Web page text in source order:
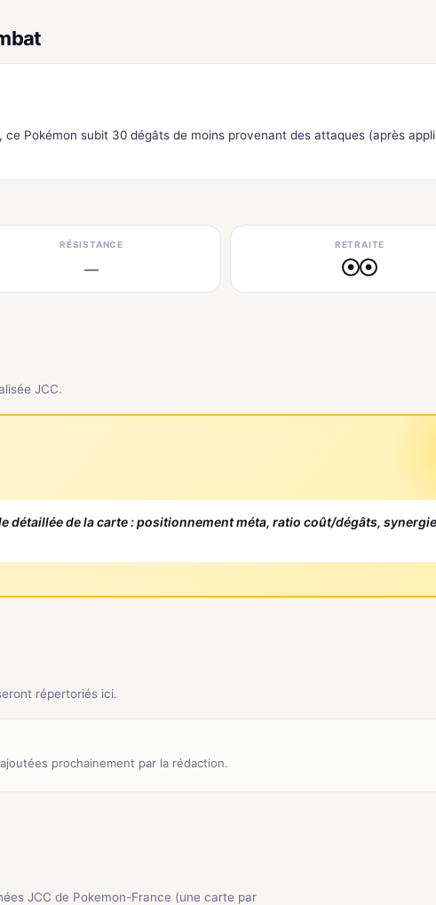
Pokémon subit 30 dégâts de moins provenant des attaques (après
RÉSISTANCE
—
RETRAITE
● ●
JCC.
détaillée de la carte : positionnement méta, ratio coût/dégâts,
répertoriés ici.
prochainement par la rédaction.
JCC de Pokemon-France (une carte par